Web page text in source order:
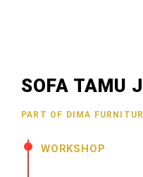
SOFA TAMU
PART OF DIMA
WORKSHOP